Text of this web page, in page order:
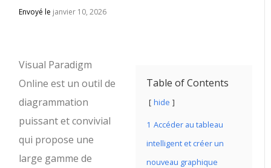
Envoyé le janvier 10, 2026
Table of Contents
hide
1 Accéder au tableau
intelligent et créer un
nouveau graphique
Visual Paradigm
Online est un outil de
diagrammation
puissant et convivial
qui propose une
large gamme de